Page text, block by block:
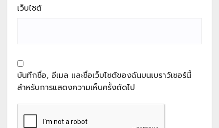
เว็บไซต์
บันทึกชื่อ, อีเมล และชื่อเว็บไซต์ของฉันบนเบราว์เซอร์นี้
สำหรับการแสดงความเห็นครั้งถัดไป